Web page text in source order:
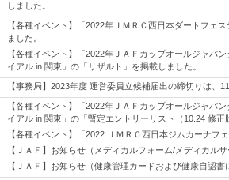
しました。
【各種イベント】「2022年ＪＭＲＣ西日本ダートフェ
ました。
【各種イベント】「2022年ＪＡＦカップオールジャパ
イアル in 関東」の「リザルト」を掲載しました。
【事務局】2023年度 運営委員立候補届出の締切りは、
【各種イベント】「2022年ＪＡＦカップオールジャパ
イアル in 関東」の「暫定エントリーリスト（10.24 修正
【各種イベント】「2022 ＪＭＲＣ西日本ジムカーナフ
【ＪＡＦ】お知らせ（メディカルフォーム/メディカル
【ＪＡＦ】お知らせ（健康管理カードおよび健康自認書